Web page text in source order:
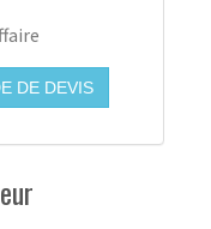
DE DEVIS